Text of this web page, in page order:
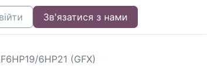
Зв'язатися з нами
6HP21 (GFX)